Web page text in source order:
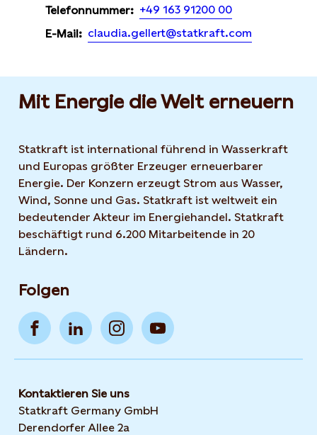
Telefonnummer: +49 163 91200 00
E-Mail: claudia.gellert@statkraft.com
Mit Energie die Welt erneuern
Statkraft ist international führend in Wasserkraft
und Europas größter Erzeuger erneuerbarer
Energie. Der Konzern erzeugt Strom aus Wasser,
Wind, Sonne und Gas. Statkraft ist weltweit ein
bedeutender Akteur im Energiehandel. Statkraft
beschäftigt rund 6.200 Mitarbeitende in 20
Ländern.
Folgen
Kontaktieren Sie uns
Statkraft Germany GmbH
Derendorfer Allee 2a